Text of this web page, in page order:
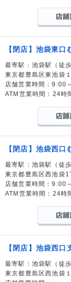
【閉店】池袋東
最寄駅：池袋駅（徒歩
東京都豊島区東池袋
店舗営業時間：9:00
ATM営業時間：24時
【閉店】池袋西
最寄駅：池袋駅（徒歩
東京都豊島区西池
店舗営業時間：9:00
ATM営業時間：24時
【閉店】池袋西口
最寄駅：池袋駅（徒歩
東京都豊島区西池袋